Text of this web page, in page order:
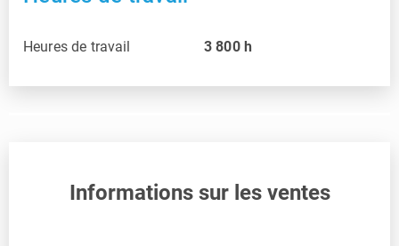
Heures de travail 3 800 h
Informations sur les ventes